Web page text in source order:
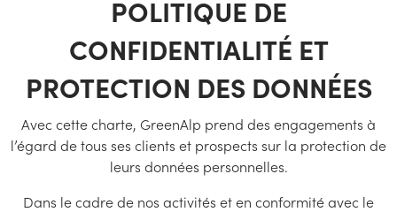
POLITIQUE DE
CONFIDENTIALITÉ ET
PROTECTION DES DONNÉES
Avec cette charte, GreenAlp prend des engagements à
l’égard de tous ses clients et prospects sur la protection de
leurs données personnelles.
Dans le cadre de nos activités et en conformité avec le